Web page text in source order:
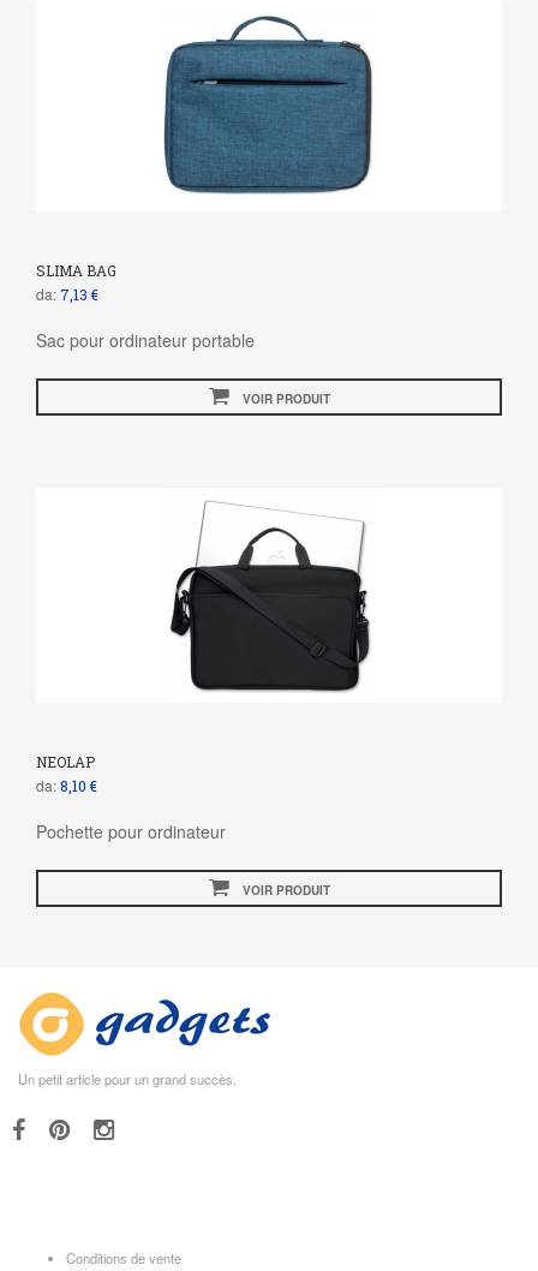
SLIMA BAG
da: 7,13 €
Sac pour ordinateur portable
VOIR PRODUIT
NEOLAP
da:8,10 €
Pochette pour ordinateur
VOIR PRODUIT
Un petit article pour un grand succès.
Conditions de vente